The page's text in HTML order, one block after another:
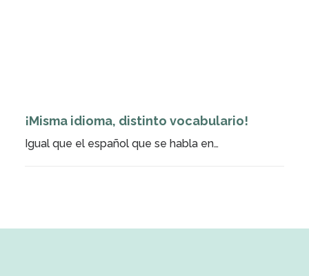
¡Misma idioma, distinto vocabulario!
Igual que el español que se habla en…